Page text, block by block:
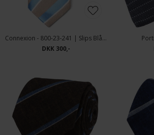
Connexion - 800-23-241 | Slips Blå/Sand
DKK 300,-